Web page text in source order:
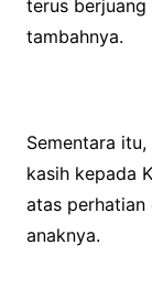
terus berjuang
tambahnya.
Sementara
kasih kepada
atas perhatian
anaknya.